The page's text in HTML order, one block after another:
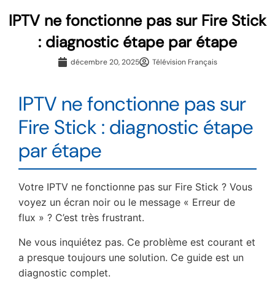
IPTV ne fonctionne pas sur Fire Stick
: diagnostic étape par étape
décembre 20, 2025 Télévision Français
IPTV ne fonctionne pas sur
Fire Stick : diagnostic étape
par étape
Votre IPTV ne fonctionne pas sur Fire Stick ? Vous
voyez un écran noir ou le message « Erreur de
flux » ? C’est très frustrant.
Ne vous inquiétez pas. Ce problème est courant et
a presque toujours une solution. Ce guide est un
diagnostic complet.